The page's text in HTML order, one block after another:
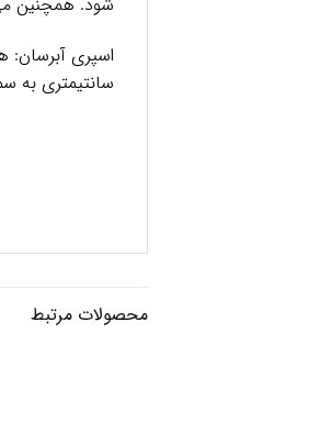
سانتیمتری به
محصولات مرتبط